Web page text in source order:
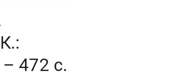
– 472 с.